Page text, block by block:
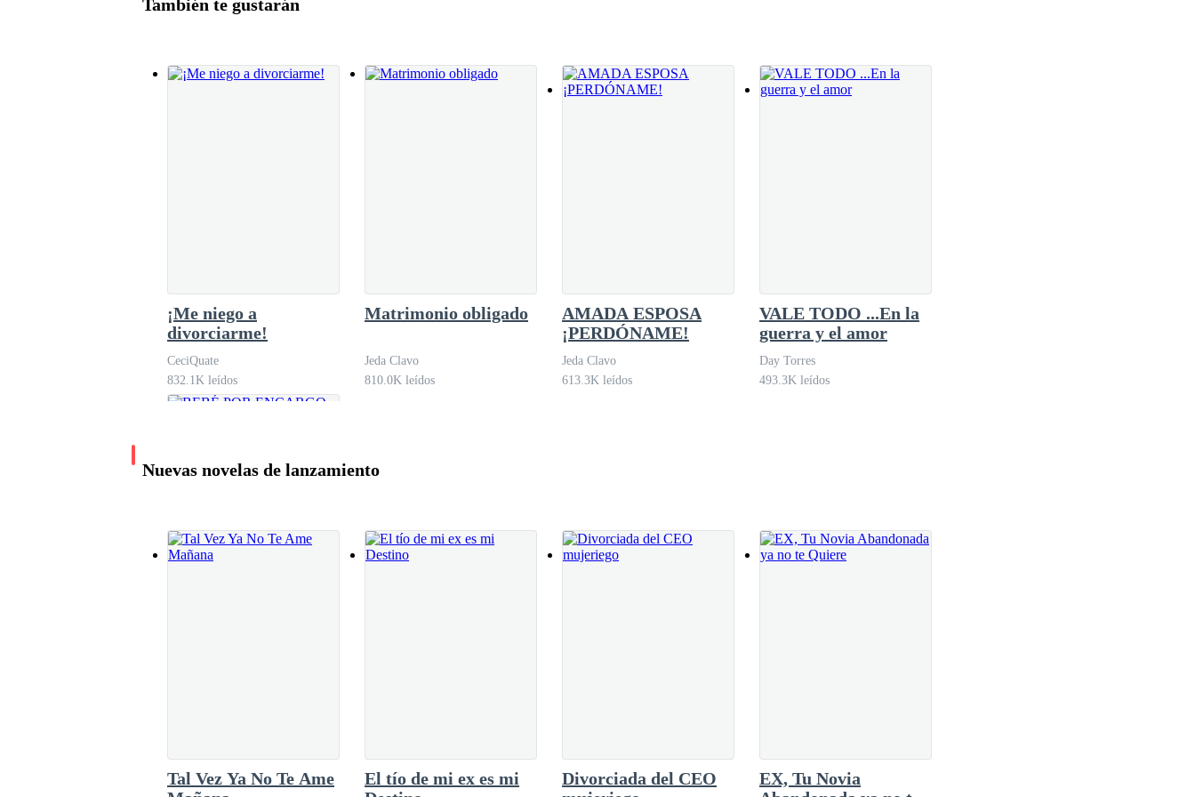
Tenía sed de venganza, mi sangre me exigía justicia, mi mente paz y la única forma de obtener aquello fue descubriendo los secretos que ningún mortal imaginó saber de la
respetada familia Stonw.
¿El secreto del que tanto hablo? ¿Quieres saberlo no es así? Yo también quise y heme aquí.
No te sugiero caer en el encanto rubio, tampoco creer en su sonrisa y mucho menos enamorarte del demonio porque en esta historia, ninguno es lo que parece.
Recuérdalo.
el incendio.La pregunta que ahora todos se hacían era: ¿Qué pasará con la fortuna de los
También te gustarán
¡Me niego a
divorciarme!
CeciQuate
832.1K leídos
Matrimonio obligado
Jeda Clavo
810.0K leídos
AMADA ESPOSA
¡PERDÓNAME!
Jeda Clavo
613.3K leídos
VALE TODO ...En la
guerra y el amor
Day Torres
493.3K leídos
Nuevas novelas de lanzamiento
Tal Vez Ya No Te Ame
El tío de mi ex es mi
Divorciada del CEO
EX, Tu Novia